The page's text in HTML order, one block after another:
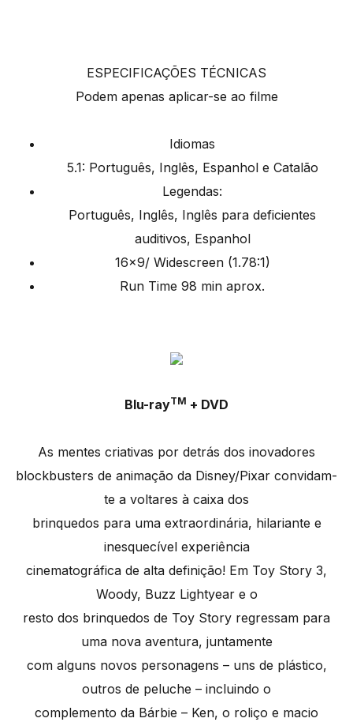
ESPECIFICAÇÕES TÉCNICAS
Podem apenas aplicar-se ao filme
Idiomas
5.1: Português, Inglês, Espanhol e Catalão
Legendas:
Português, Inglês, Inglês para deficientes
auditivos, Espanhol
16×9/ Widescreen (1.78:1)
Run Time 98 min aprox.
Blu-rayTM + DVD
As mentes criativas por detrás dos inovadores
blockbusters de animação da Disney/Pixar convidam-
te a voltares à caixa dos
brinquedos para uma extraordinária, hilariante e
inesquecível experiência
cinematográfica de alta definição! Em Toy Story 3,
Woody, Buzz Lightyear e o
resto dos brinquedos de Toy Story regressam para
uma nova aventura, juntamente
com alguns novos personagens – uns de plástico,
outros de peluche – incluindo o
complemento da Bárbie – Ken, o roliço e macio